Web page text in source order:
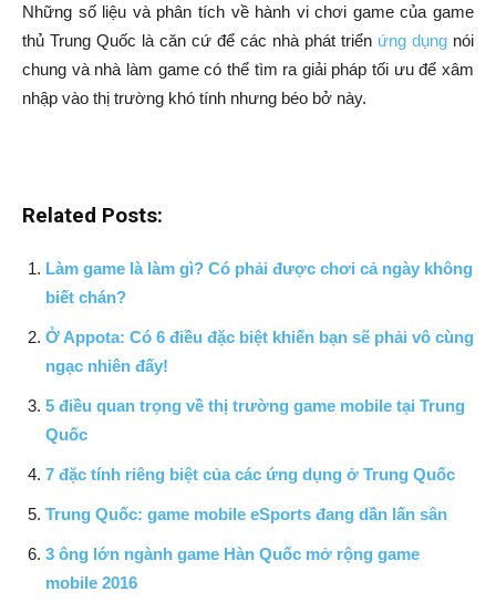
Những số liệu và phân tích về hành vi chơi game của game
thủ Trung Quốc là căn cứ để các nhà phát triển ứng dụng nói
chung và nhà làm game có thể tìm ra giải pháp tối ưu để xâm
nhập vào thị trường khó tính nhưng béo bở này.
Related Posts:
Làm game là làm gì? Có phải được chơi cả ngày không
biết chán?
Ở Appota: Có 6 điều đặc biệt khiến bạn sẽ phải vô cùng
ngạc nhiên đấy!
5 điều quan trọng về thị trường game mobile tại Trung
Quốc
7 đặc tính riêng biệt của các ứng dụng ở Trung Quốc
Trung Quốc: game mobile eSports đang dần lấn sân
3 ông lớn ngành game Hàn Quốc mở rộng game
mobile 2016